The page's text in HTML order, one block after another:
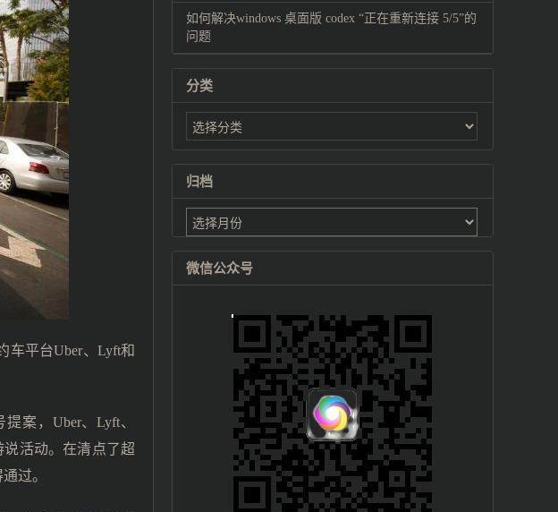
车平台Uber、Lyft和
案，Uber、Lyft、
说活动。在清点了超
过。
如何解决windows 桌面版 codex “正在重新连接 5/5”的
问题
分类
归档
微信公众号